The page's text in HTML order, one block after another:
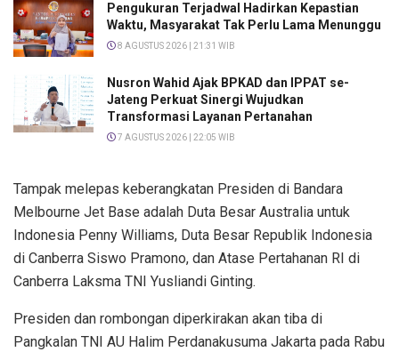
Pengukuran Terjadwal Hadirkan Kepastian
Waktu, Masyarakat Tak Perlu Lama Menunggu
8 AGUSTUS 2026 | 21:31 WIB
Nusron Wahid Ajak BPKAD dan IPPAT se-
Jateng Perkuat Sinergi Wujudkan
Transformasi Layanan Pertanahan
7 AGUSTUS 2026 | 22:05 WIB
Tampak melepas keberangkatan Presiden di Bandara
Melbourne Jet Base adalah Duta Besar Australia untuk
Indonesia Penny Williams, Duta Besar Republik Indonesia
di Canberra Siswo Pramono, dan Atase Pertahanan RI di
Canberra Laksma TNI Yusliandi Ginting.
Presiden dan rombongan diperkirakan akan tiba di
Pangkalan TNI AU Halim Perdanakusuma Jakarta pada Rabu